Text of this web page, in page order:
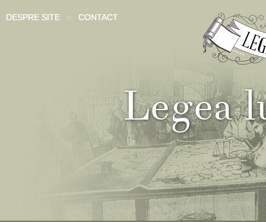
DESPRE SITE CONTACT
Legea